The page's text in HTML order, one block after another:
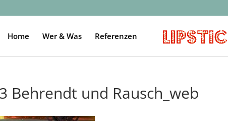
Home Wer & Was Referenzen
Behrendt und Rausch_web